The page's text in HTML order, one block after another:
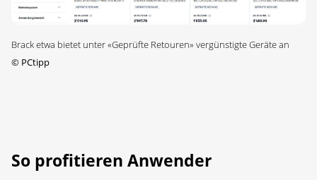
Brack etwa bietet unter «Geprüfte Retouren» vergünstigte Geräte an
© PCtipp
So profitieren Anwender